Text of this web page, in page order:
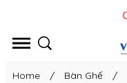
Home / Bàn Ghế /